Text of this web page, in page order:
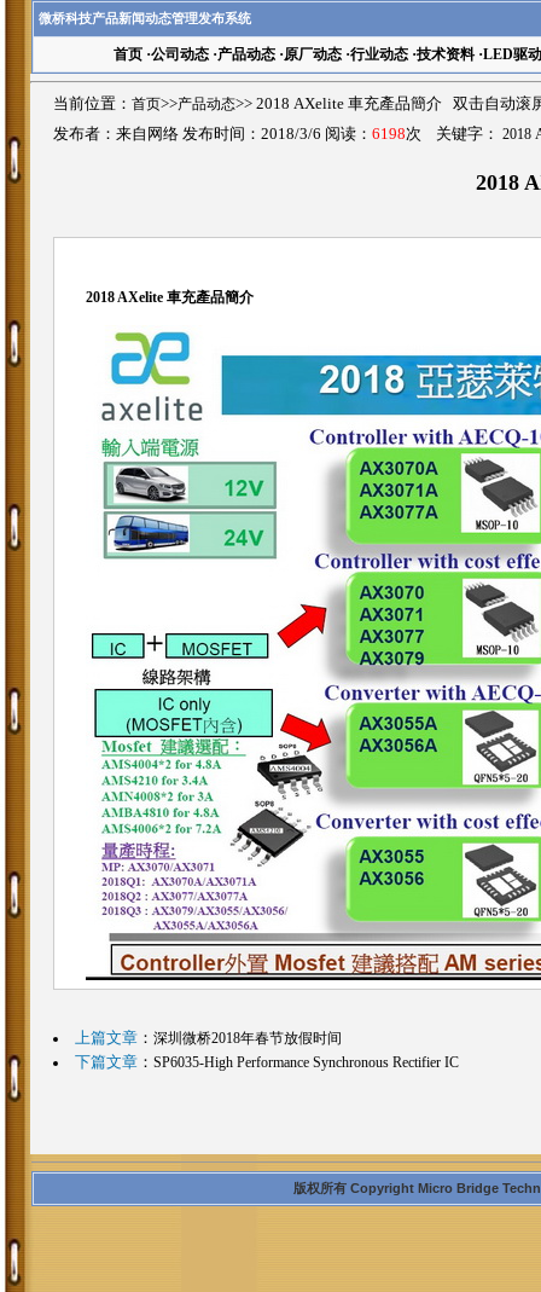
微桥科技产品新闻动态管理发布系统
首页·公司动态·产品动态·原厂动态·行业动态·技术资料·LED驱动
当前位置： 首页>>产品动态>> 2018 AXelite 車充產品簡介 双击自动滚
发布者：来自网络 发布时间：2018/3/6 阅读： 6198次 关键字： 2018
2018
2018 AXelite 車充產品簡介
上篇文章： 深圳微桥2018年春节放假时间
下篇文章： SP6035-High Performance Synchronous Rectifier IC
版权所有 Copyright Micro Bridge